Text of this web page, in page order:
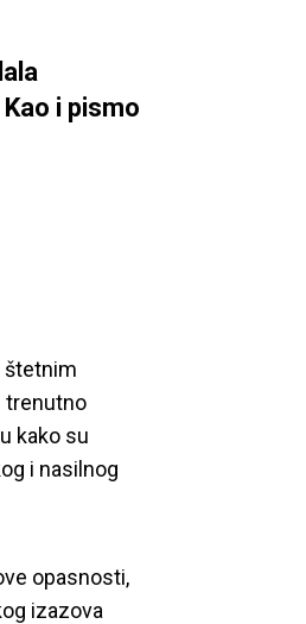
i pismo
štetnim
trenutno
kako su
i nasilnog
opasnosti,
izazova